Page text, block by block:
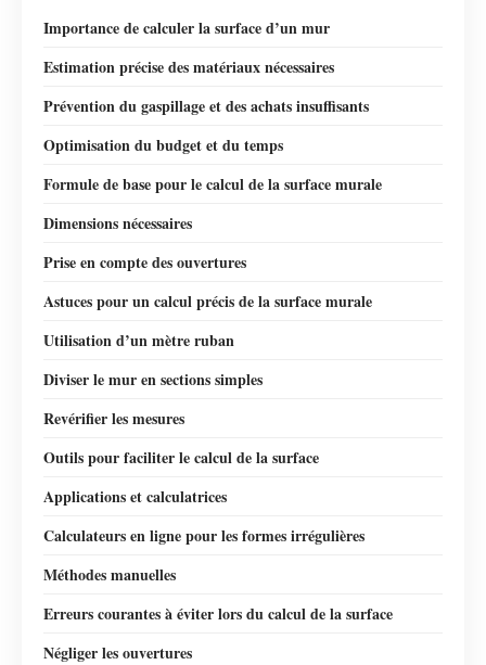
Importance de calculer la surface d’un mur
Estimation précise des matériaux nécessaires
Prévention du gaspillage et des achats insuffisants
Optimisation du budget et du temps
Formule de base pour le calcul de la surface murale
Dimensions nécessaires
Prise en compte des ouvertures
Astuces pour un calcul précis de la surface murale
Utilisation d’un mètre ruban
Diviser le mur en sections simples
Revérifier les mesures
Outils pour faciliter le calcul de la surface
Applications et calculatrices
Calculateurs en ligne pour les formes irrégulières
Méthodes manuelles
Erreurs courantes à éviter lors du calcul de la surface
Négliger les ouvertures